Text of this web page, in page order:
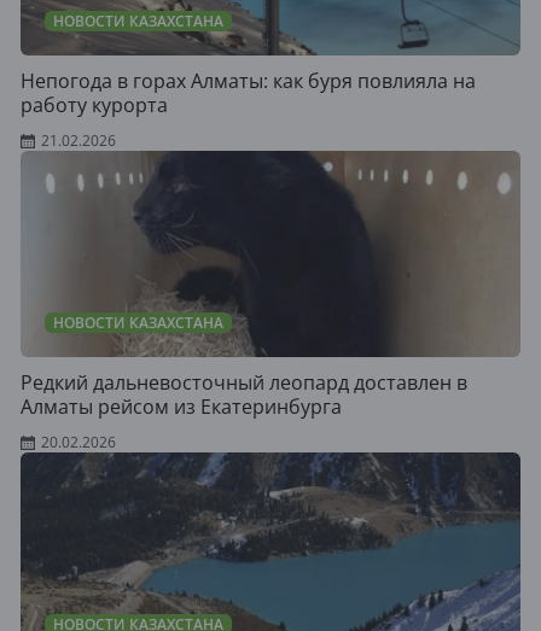
НОВОСТИ КАЗАХСТАНА
Непогода в горах Алматы: как буря повлияла на
работу курорта
21.02.2026
НОВОСТИ КАЗАХСТАНА
Редкий дальневосточный леопард доставлен в
Алматы рейсом из Екатеринбурга
20.02.2026
НОВОСТИ КАЗАХСТАНА